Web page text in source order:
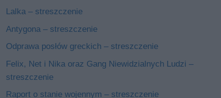
Lalka – streszczenie
Antygona – streszczenie
Odprawa posłów greckich – streszczenie
Felix, Net i Nika oraz Gang Niewidzialnych Ludzi –
streszczenie
Raport o stanie wojennym – streszczenie